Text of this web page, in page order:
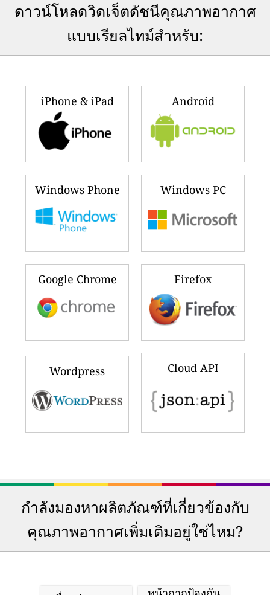
ดาวน์โหลดวิดเจ็ตดัชนีคุณภาพอากาศ
แบบเรียลไทม์สำหรับ:
iPhone & iPad Android
Windows Phone Windows PC
Google Chrome Firefox
Wordpress Cloud API
กำลังมองหาผลิตภัณฑ์ที่เกี่ยวข้องกับ
คุณภาพอากาศเพิ่มเติมอยู่ใช่ไหม?